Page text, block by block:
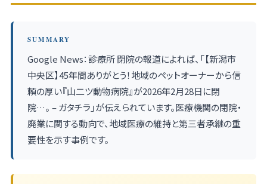
SUMMARY
Google News：診療所 閉院の報道によれば、「【新潟市
中央区】45年間ありがとう！地域のペットオーナーから信
頼の厚い『山二ツ動物病院』が2026年2月28日に閉
院…。 – ガタチラ」が伝えられています。医療機関の閉院・
廃業に関する動向で、地域医療の維持と第三者承継の重
要性を示す事例です。